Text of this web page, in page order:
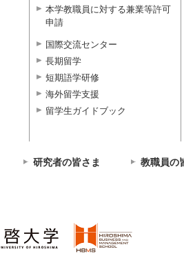
本学教職員に対する兼業等許可
申請
国際交流センター
長期留学
短期語学研修
海外留学支援
留学生ガイドブック
研究者の皆さま 教職員の